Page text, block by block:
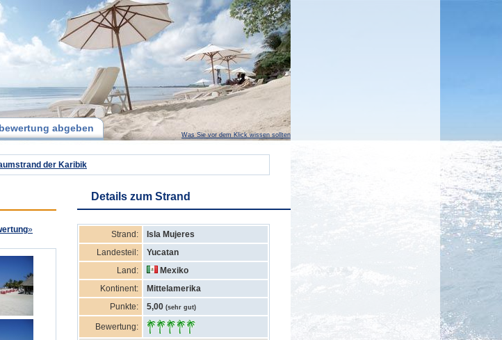
abgeben
Was Sie vor dem Klick wissen sollten
der Karibik
»
Details zum Strand
Strand:
Isla Mujeres
Landesteil:
Yucatan
Land:
Mexiko
Kontinent:
Mittelamerika
Punkte:
5,00 (sehr gut)
Bewertung: